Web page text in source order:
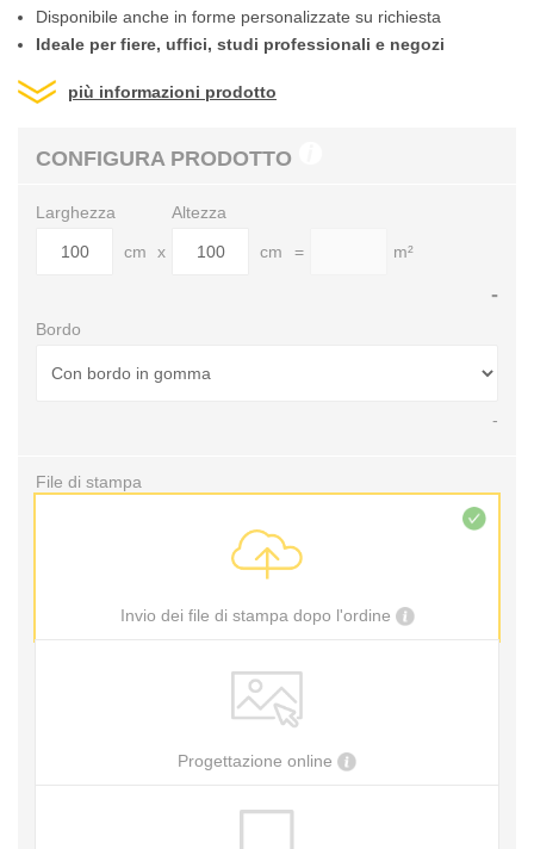
Disponibile anche in forme personalizzate su richiesta
Ideale per fiere, uffici, studi professionali e negozi
più informazioni prodotto
CONFIGURA PRODOTTO
Larghezza
cm x
Altezza
cm = m²
-
Bordo
-
File di stampa
Invio dei file di stampa dopo l'ordine
Progettazione online